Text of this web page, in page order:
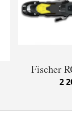
Fischer
2